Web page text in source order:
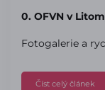
0. OFVN v
Fotogalerie a
Číst celý článek